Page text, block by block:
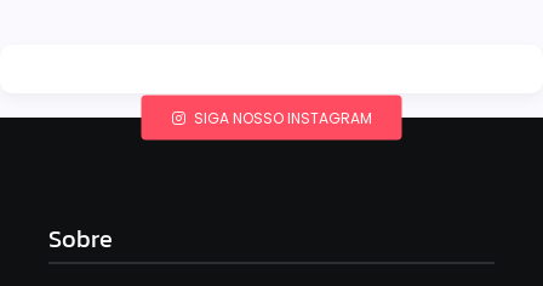
SIGA NOSSO INSTAGRAM
Sobre